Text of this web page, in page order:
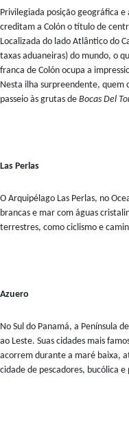
Privilegiada posição geográfica
creditam a Colón o título de
Localizada do lado Atlântico do
taxas aduaneiras) do mundo, o
franca de Colón ocupa a
Nesta ilha surpreendente, quem
passeio às grutas de Bocas Del
Las Perlas
O Arquipélago Las Perlas, no
brancas e mar com águas
terrestres, como ciclismo e
Azuero
No Sul do Panamá, a Península
ao Leste. Suas cidades mais
acorrem durante a maré baixa,
cidade de pescadores, bucólica